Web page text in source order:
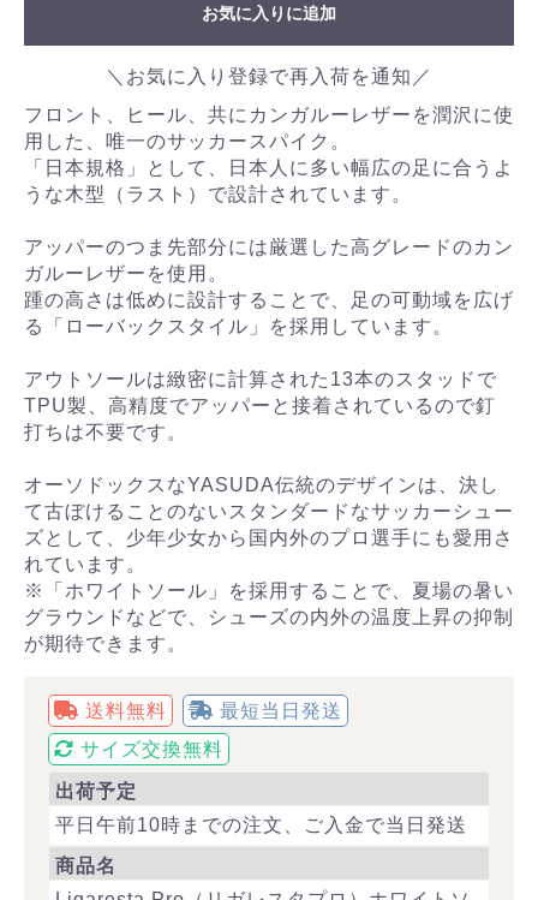
フロント、ヒール、共にカンガルーレザーを潤沢に使
用した、唯一のサッカースパイク。
「日本規格」として、日本人に多い幅広の足に合うよ
うな木型（ラスト）で設計されています。
アッパーのつま先部分には厳選した高グレードのカン
ガルーレザーを使用。
踵の高さは低めに設計することで、足の可動域を広げ
る「ローバックスタイル」を採用しています。
アウトソールは緻密に計算された13本のスタッドで
TPU製、高精度でアッパーと接着されているので釘
打ちは不要です。
オーソドックスなYASUDA伝統のデザインは、決し
て古ぼけることのないスタンダードなサッカーシュー
ズとして、少年少女から国内外のプロ選手にも愛用さ
れています。
※「ホワイトソール」を採用することで、夏場の暑い
グラウンドなどで、シューズの内外の温度上昇の抑制
が期待できます。
送料無料
最短当日発送
サイズ交換無料
出荷予定
平日午前10時までの注文、ご入金で当日発送
商品名
お気に入りに追加
＼お気に入り登録で再入荷を通知／